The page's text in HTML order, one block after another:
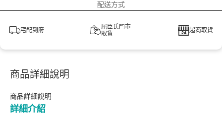
配送方式
宅配到府
屈臣氏門市
取貨
超商取貨
商品詳細說明
商品詳細說明
詳細介紹